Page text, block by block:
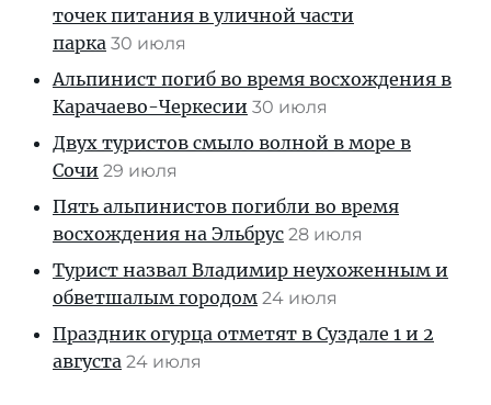
точек питания в уличной части
парка 30 июля
Альпинист погиб во время восхождения в
Карачаево-Черкесии 30 июля
Двух туристов смыло волной в море в
Сочи 29 июля
Пять альпинистов погибли во время
восхождения на Эльбрус 28 июля
Турист назвал Владимир неухоженным и
обветшалым городом 24 июля
Праздник огурца отметят в Суздале 1 и 2
августа 24 июля